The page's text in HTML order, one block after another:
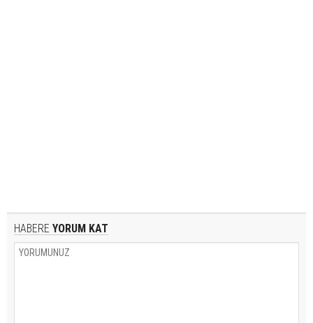
HABERE YORUM KAT